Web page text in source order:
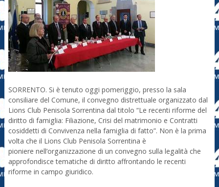
SORRENTO. Si è tenuto oggi pomeriggio, presso la sala
consiliare del Comune, il convegno distrettuale organizzato dal
Lions Club Penisola Sorrentina dal titolo “Le recenti riforme del
diritto di famiglia: Filiazione, Crisi del matrimonio e Contratti
cosiddetti di Convivenza nella famiglia di fatto”. Non è la prima
volta che il Lions Club Penisola Sorrentina è
pioniere nell’organizzazione di un convegno sulla legalità che
approfondisce tematiche di diritto affrontando le recenti
riforme in campo giuridico.